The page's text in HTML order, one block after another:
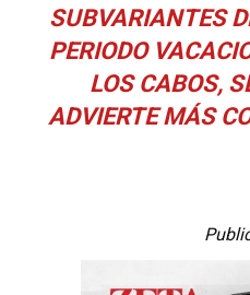
SUBVARIANTES
PERIODO
LOS CABOS,
ADVIERTE MÁS